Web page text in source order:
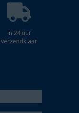
In 24 uur
verzendklaar